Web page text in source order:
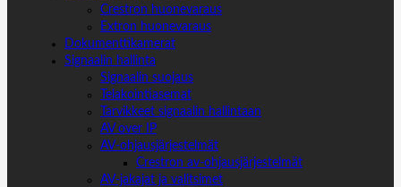
Crestron huonevaraus
Extron huonevaraus
Dokumenttikamerat
Signaalin hallinta
Signaalin suojaus
Telakointiasemat
Tarvikkeet signaalin hallintaan
AV over IP
AV-ohjausjärjestelmät
Crestron av-ohjausjärjestelmät
AV-jakajat ja valitsimet